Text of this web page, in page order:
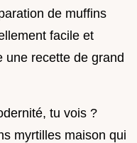
de muffins
facile et
une recette de grand
tu vois ?
myrtilles maison qui